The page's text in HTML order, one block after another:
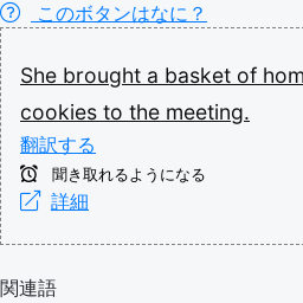
このボタンはなに？
She brought a basket of
cookies to the meeting.
翻訳する
聞き取れるようになる
詳細
関連語